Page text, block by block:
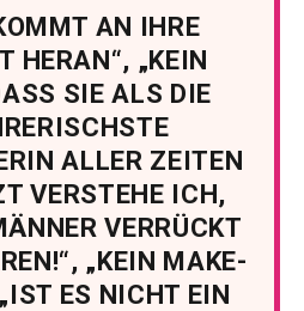
AN IHRE
HERAN“, „KEIN
SIE ALS DIE
ALLER ZEITEN
VERSTEHE ICH,
VERRÜCKT
„KEIN MAKE-
ES NICHT EIN